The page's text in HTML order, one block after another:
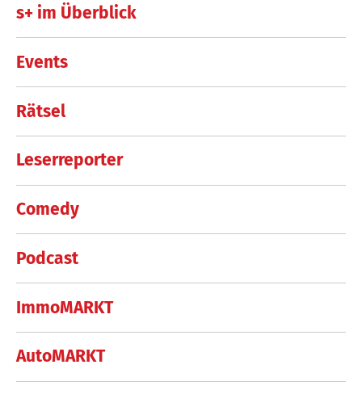
s+ im Überblick
Events
Rätsel
Leserreporter
Comedy
Podcast
ImmoMARKT
AutoMARKT